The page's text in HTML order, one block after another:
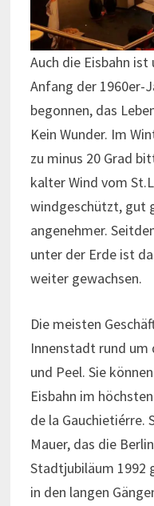
Auch die Eisbahn
Anfang der 1960er-
begonnen, das
Kein Wunder. Im
zu minus 20 Grad
kalter Wind vom
windgeschützt, gut
angenehmer.
unter der Erde ist
weiter gewachsen.
Die meisten
Innenstadt rund
und Peel. Sie
Eisbahn im
de la Gauchietiérre.
Mauer, das die
Stadtjubiläum 1992
in den langen